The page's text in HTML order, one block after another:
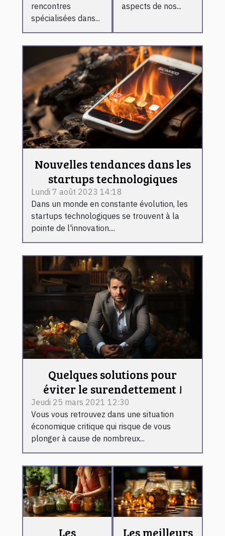
rencontres
spécialisées dans...
aspects de nos...
Nouvelles tendances dans les
startups technologiques
Lundi 7 août 2023 14:18
Dans un monde en constante évolution, les
startups technologiques se trouvent à la
pointe de l'innovation....
Quelques solutions pour
éviter le surendettement !
Jeudi 25 mars 2021 12:30
Vous vous retrouvez dans une situation
économique critique qui risque de vous
plonger à cause de nombreux...
Les
Les meilleurs